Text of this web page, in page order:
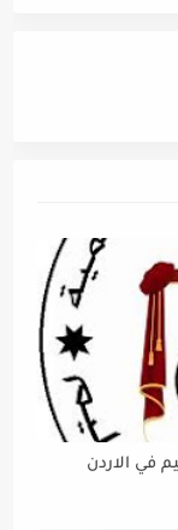
في الاردن